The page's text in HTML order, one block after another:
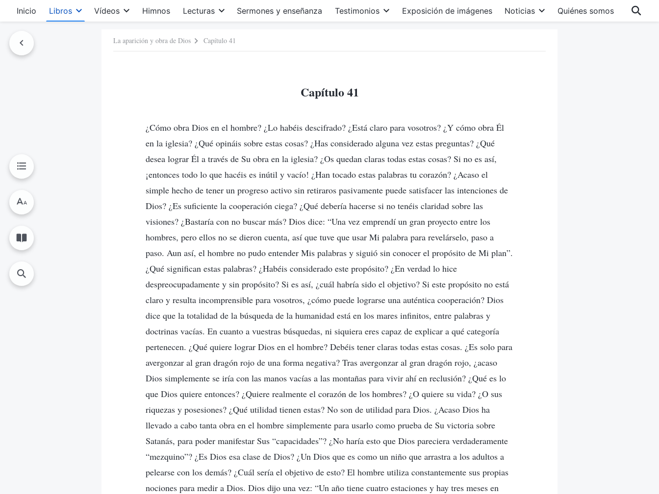
Inicio Libros Vídeos Himnos Lecturas Sermones y enseñanza Testimonios Exposición de imágenes Noticias Quiénes somos
La aparición y obra de Dios Capítulo 41
Capítulo 41
¿Cómo obra Dios en el hombre? ¿Lo habéis descifrado? ¿Está claro para vosotros? ¿Y cómo obra Él
en la iglesia? ¿Qué opináis sobre estas cosas? ¿Has considerado alguna vez estas preguntas? ¿Qué
desea lograr Él a través de Su obra en la iglesia? ¿Os quedan claras todas estas cosas? Si no es así,
¡entonces todo lo que hacéis es inútil y vacío! ¿Han tocado estas palabras tu corazón? ¿Acaso el
simple hecho de tener un progreso activo sin retiraros pasivamente puede satisfacer las intenciones de
Dios? ¿Es suficiente la cooperación ciega? ¿Qué debería hacerse si no tenéis claridad sobre las
visiones? ¿Bastaría con no buscar más? Dios dice: “Una vez emprendí un gran proyecto entre los
hombres, pero ellos no se dieron cuenta, así que tuve que usar Mi palabra para revelárselo, paso a
paso. Aun así, el hombre no pudo entender Mis palabras y siguió sin conocer el propósito de Mi plan”.
¿Qué significan estas palabras? ¿Habéis considerado este propósito? ¿En verdad lo hice
despreocupadamente y sin propósito? Si es así, ¿cuál habría sido el objetivo? Si este propósito no está
claro y resulta incomprensible para vosotros, ¿cómo puede lograrse una auténtica cooperación? Dios
dice que la totalidad de la búsqueda de la humanidad está en los mares infinitos, entre palabras y
doctrinas vacías. En cuanto a vuestras búsquedas, ni siquiera eres capaz de explicar a qué categoría
pertenecen. ¿Qué quiere lograr Dios en el hombre? Debéis tener claras todas estas cosas. ¿Es solo para
avergonzar al gran dragón rojo de una forma negativa? Tras avergonzar al gran dragón rojo, ¿acaso
Dios simplemente se iría con las manos vacías a las montañas para vivir ahí en reclusión? ¿Qué es lo
que Dios quiere entonces? ¿Quiere realmente el corazón de los hombres? ¿O quiere su vida? ¿O sus
riquezas y posesiones? ¿Qué utilidad tienen estas? No son de utilidad para Dios. ¿Acaso Dios ha
llevado a cabo tanta obra en el hombre simplemente para usarlo como prueba de Su victoria sobre
Satanás, para poder manifestar Sus “capacidades”? ¿No haría esto que Dios pareciera verdaderamente
“mezquino”? ¿Es Dios esa clase de Dios? ¿Un Dios que es como un niño que arrastra a los adultos a
pelearse con los demás? ¿Cuál sería el objetivo de esto? El hombre utiliza constantemente sus propias
nociones para medir a Dios. Dios dijo una vez: “Un año tiene cuatro estaciones y hay tres meses en